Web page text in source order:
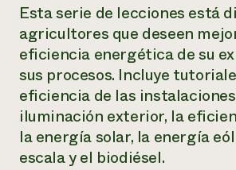
Servicios energéticos comerciales
Servicios energéticos residenciales
LIHEAP
Centro de intercambio de
Noticias
Internship Hub
Buscar prácticas
Contratar a un becario
contribuyen a la
resiliencia de la
comunidad.
DONAR AHORA
Esta serie de lecciones está
agricultores que deseen
eficiencia energética de su
sus procesos. Incluye
eficiencia de las
iluminación exterior, la
la energía solar, la energía
escala y el biodiésel.